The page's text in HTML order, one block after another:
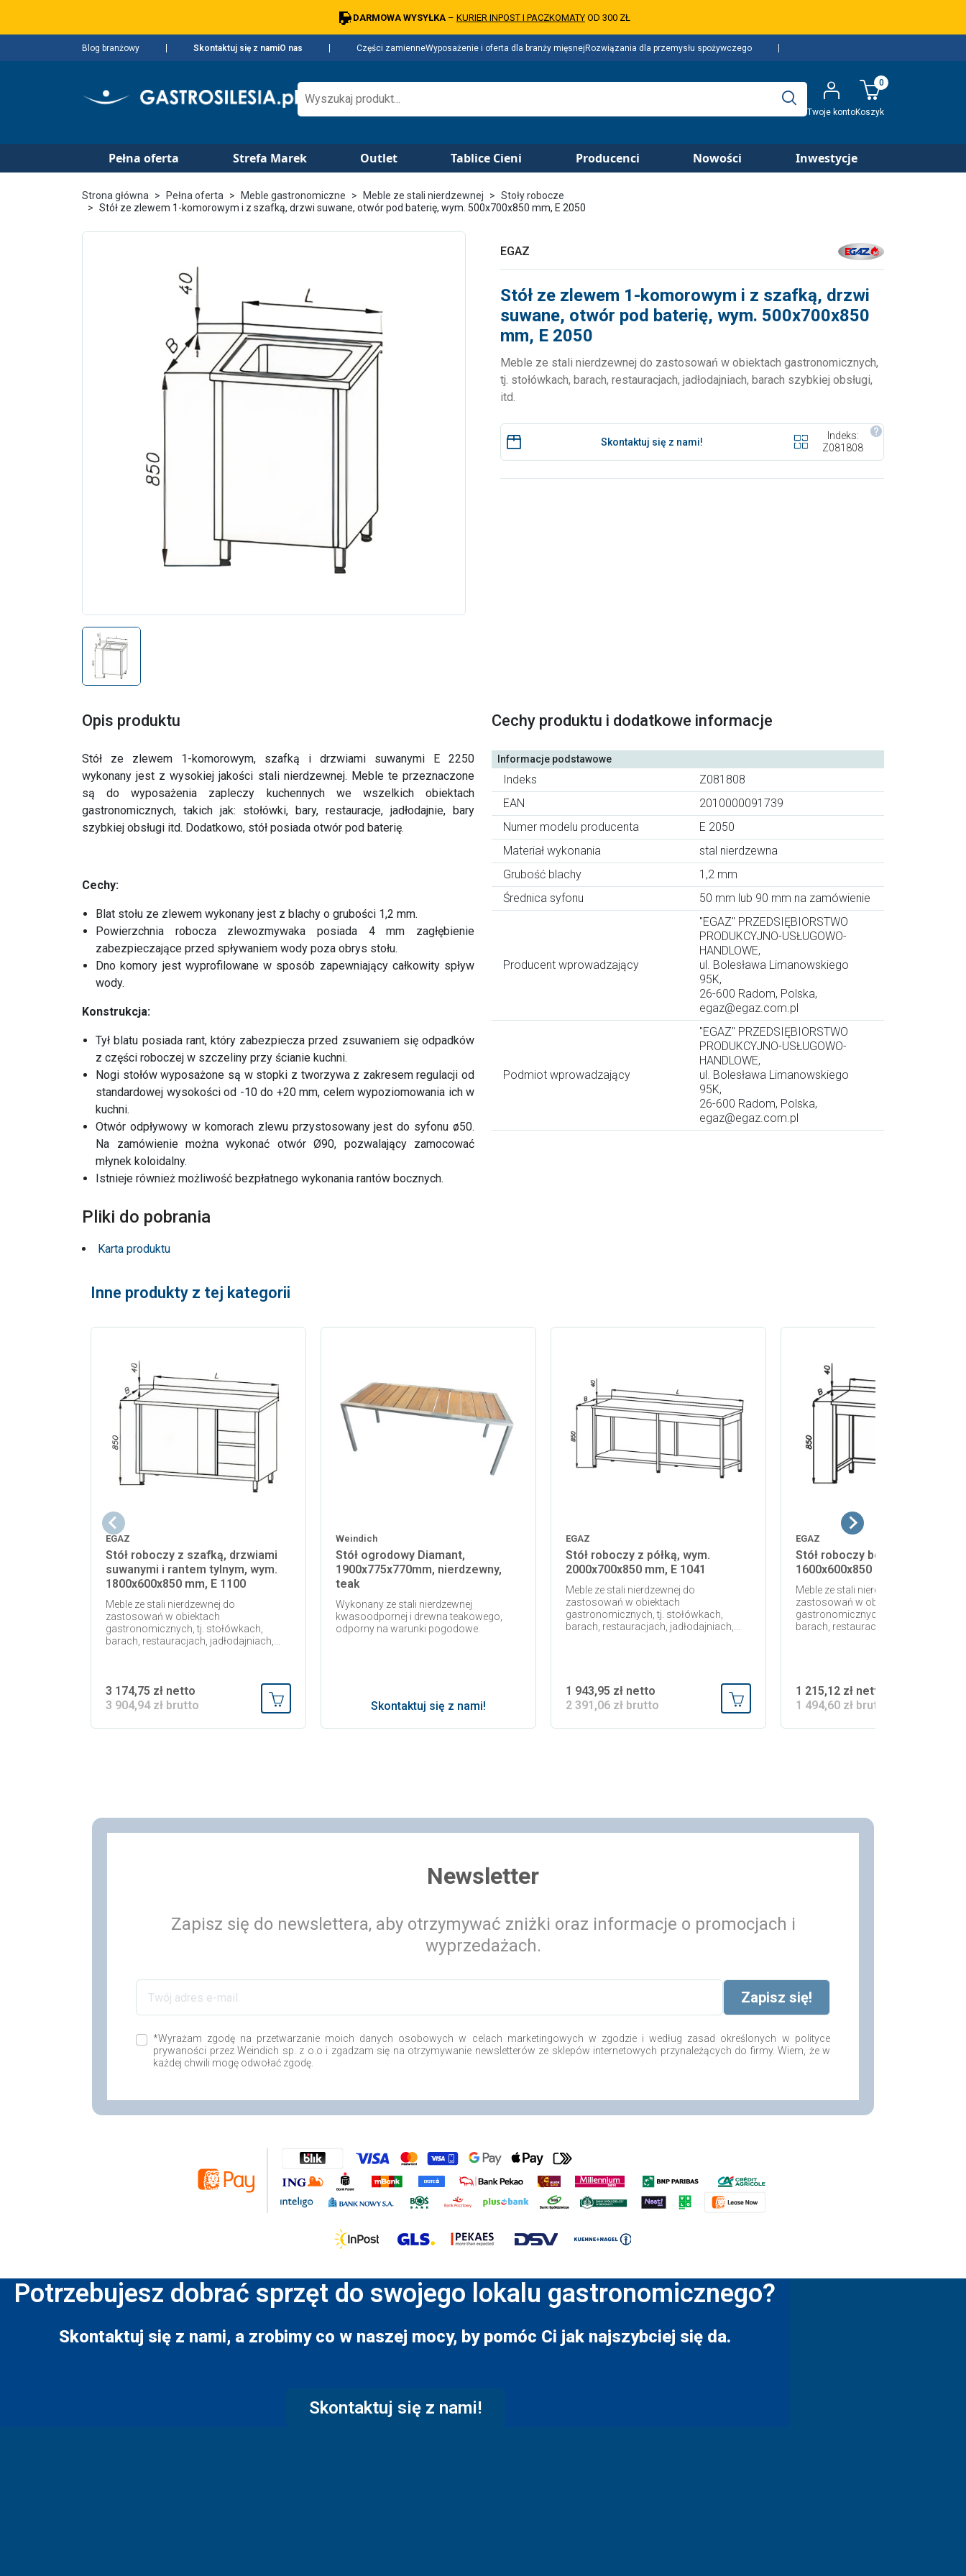
DARMOWA WYSYŁKA – KURIER INPOST I PACZKOMATY OD 300 ZŁ
Blog branżowy Skontaktuj się z namiO nas Części zamienneWyposażenie i oferta dla branży mięsnejRozwiązania dla przemysłu spożywczego
Twoje kontoKoszyk
0
Pełna oferta Strefa Marek Outlet Tablice Cieni Producenci Nowości Inwestycje
Strona główna Pełna oferta Meble gastronomiczne Meble ze stali nierdzewnej
Stoły robocze
Stół ze zlewem 1-komorowym i z szafką, drzwi suwane, otwór pod baterię, wym. 500x700x850 mm, E 2050
EGAZ
Stół ze zlewem 1-komorowym i z szafką, drzwi
suwane, otwór pod baterię, wym. 500x700x850
mm, E 2050
Meble ze stali nierdzewnej do zastosowań w obiektach gastronomicznych,
tj. stołówkach, barach, restauracjach, jadłodajniach, barach szybkiej obsługi,
itd.
Skontaktuj się z nami!
Indeks:
Z081808
Opis produktu
Stół ze zlewem 1-komorowym, szafką i drzwiami suwanymi E 2250
wykonany jest z wysokiej jakości stali nierdzewnej. Meble te przeznaczone
są do wyposażenia zapleczy kuchennych we wszelkich obiektach
gastronomicznych, takich jak: stołówki, bary, restauracje, jadłodajnie, bary
szybkiej obsługi itd. Dodatkowo, stół posiada otwór pod baterię.
Cechy:
Blat stołu ze zlewem wykonany jest z blachy o grubości 1,2 mm.
Powierzchnia robocza zlewozmywaka posiada 4 mm zagłębienie
zabezpieczające przed spływaniem wody poza obrys stołu.
Dno komory jest wyprofilowane w sposób zapewniający całkowity spływ
wody.
Konstrukcja:
Tył blatu posiada rant, który zabezpiecza przed zsuwaniem się odpadków
z części roboczej w szczeliny przy ścianie kuchni.
Nogi stołów wyposażone są w stopki z tworzywa z zakresem regulacji od
standardowej wysokości od -10 do +20 mm, celem wypoziomowania ich w
kuchni.
Otwór odpływowy w komorach zlewu przystosowany jest do syfonu ø50.
Na zamówienie można wykonać otwór Ø90, pozwalający zamocować
młynek koloidalny.
Istnieje również możliwość bezpłatnego wykonania rantów bocznych.
Cechy produktu i dodatkowe informacje
Informacje podstawowe
Indeks
Z081808
EAN
2010000091739
Numer modelu producenta
E 2050
Materiał wykonania
stal nierdzewna
Grubość blachy
1,2 mm
Średnica syfonu
50 mm lub 90 mm na zamówienie
Producent wprowadzający
"EGAZ" PRZEDSIĘBIORSTWO
PRODUKCYJNO-USŁUGOWO-
HANDLOWE,
ul. Bolesława Limanowskiego
95K,
26-600 Radom, Polska,
egaz@egaz.com.pl
Podmiot wprowadzający
"EGAZ" PRZEDSIĘBIORSTWO
PRODUKCYJNO-USŁUGOWO-
HANDLOWE,
ul. Bolesława Limanowskiego
95K,
26-600 Radom, Polska,
egaz@egaz.com.pl
Pliki do pobrania
Karta produktu
Inne produkty z tej kategorii
EGAZ
Stół roboczy z szafką, drzwiami
suwanymi i rantem tylnym, wym.
1800x600x850 mm, E 1100
Meble ze stali nierdzewnej do
zastosowań w obiektach
gastronomicznych, tj. stołówkach,
barach, restauracjach, jadłodajniach,...
3 174,75 zł netto
3 904,94 zł brutto
Weindich
Stół ogrodowy Diamant,
1900x775x770mm, nierdzewny,
teak
Wykonany ze stali nierdzewnej
kwasoodpornej i drewna teakowego,
odporny na warunki pogodowe.
Skontaktuj się z nami!
EGAZ
Stół roboczy z półką, wym.
2000x700x850 mm, E 1041
Meble ze stali nierdzewnej do
zastosowań w obiektach
gastronomicznych, tj. stołówkach,
barach, restauracjach, jadłodajniach,...
1 943,95 zł netto
2 391,06 zł brutto
EGAZ
Stół roboczy bez rantu, wym.
1600x600x850 mm, E 1030
Meble ze stali nierdzewnej do
zastosowań w obiektach
gastronomicznych, tj. stołówkach,
barach, restauracjach,
1 215,12 zł netto
1 494,60 zł brutto
Newsletter
Zapisz się do newslettera, aby otrzymywać zniżki oraz informacje o promocjach i
wyprzedażach.
*Wyrażam zgodę na przetwarzanie moich danych osobowych w celach marketingowych w zgodzie i według zasad określonych w polityce
prywaności przez Weindich sp. z o.o i zgadzam się na otrzymywanie newsletterów ze sklepów internetowych przynależących do firmy. Wiem, że w
każdej chwili mogę odwołać zgodę.
Potrzebujesz dobrać sprzęt do swojego lokalu gastronomicznego?
Skontaktuj się z nami, a zrobimy co w naszej mocy, by pomóc Ci jak najszybciej się da.
Skontaktuj się z nami!